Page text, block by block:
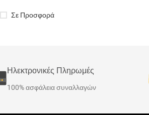
Σε Προσφορά
Ηλεκτρονικές Πληρωμές
100% ασφάλεια συναλλαγών